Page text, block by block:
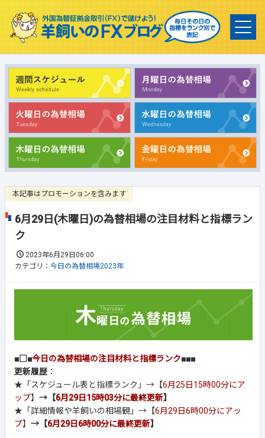
本記事はプロモーションを含みます
6月29日(木曜日)の為替相場の注目材料と指標ラン
ク
2023年6月29日06:00
カテゴリ： 今日の為替相場2023年
■□■今日の為替相場の注目材料と指標ランク■■■
更新履歴 ：
★「スケジュール表と指標ランク」→【6月25日15時00分にア
ップ】 →【6月29日15時03分に最終更新】
★「詳細情報や羊飼いの相場観」→【6月29日6時00分にアッ
プ】 →【6月29日6時00分に最終更新】